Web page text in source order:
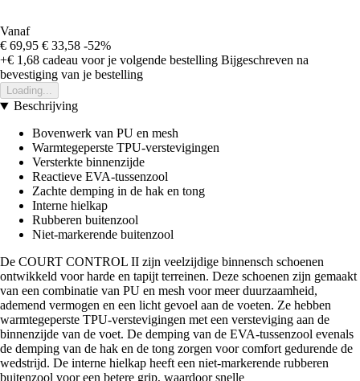
Vanaf
€ 69,95 € 33,58 -52%
+€ 1,68 cadeau voor je volgende bestelling Bijgeschreven na
bevestiging van je bestelling
Loading...
Beschrijving
Bovenwerk van PU en mesh
Warmtegeperste TPU-verstevigingen
Versterkte binnenzijde
Reactieve EVA-tussenzool
Zachte demping in de hak en tong
Interne hielkap
Rubberen buitenzool
Niet-markerende buitenzool
De COURT CONTROL II zijn veelzijdige binnensch schoenen
ontwikkeld voor harde en tapijt terreinen. Deze schoenen zijn gemaakt
van een combinatie van PU en mesh voor meer duurzaamheid,
ademend vermogen en een licht gevoel aan de voeten. Ze hebben
warmtegeperste TPU-verstevigingen met een versteviging aan de
binnenzijde van de voet. De demping van de EVA-tussenzool evenals
de demping van de hak en de tong zorgen voor comfort gedurende de
wedstrijd. De interne hielkap heeft een niet-markerende rubberen
buitenzool voor een betere grip, waardoor snelle